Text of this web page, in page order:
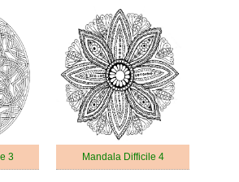
3 Mandala Difficile 4